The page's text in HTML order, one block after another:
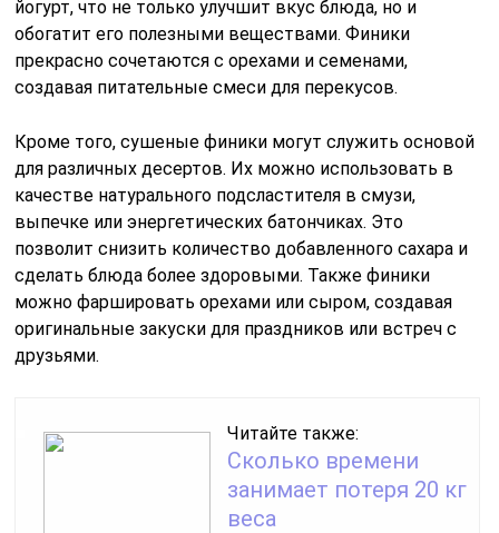
йогурт, что не только улучшит вкус блюда, но и
обогатит его полезными веществами. Финики
прекрасно сочетаются с орехами и семенами,
создавая питательные смеси для перекусов.
Кроме того, сушеные финики могут служить основой
для различных десертов. Их можно использовать в
качестве натурального подсластителя в смузи,
выпечке или энергетических батончиках. Это
позволит снизить количество добавленного сахара и
сделать блюда более здоровыми. Также финики
можно фаршировать орехами или сыром, создавая
оригинальные закуски для праздников или встреч с
друзьями.
Читайте также:
Сколько времени
занимает потеря 20 кг
веса